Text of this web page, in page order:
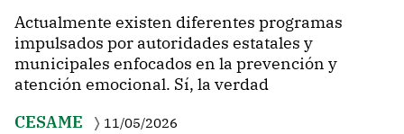
Actualmente existen diferentes programas
impulsados por autoridades estatales y
municipales enfocados en la prevención y
atención emocional. Sí, la verdad
CESAME
11/05/2026